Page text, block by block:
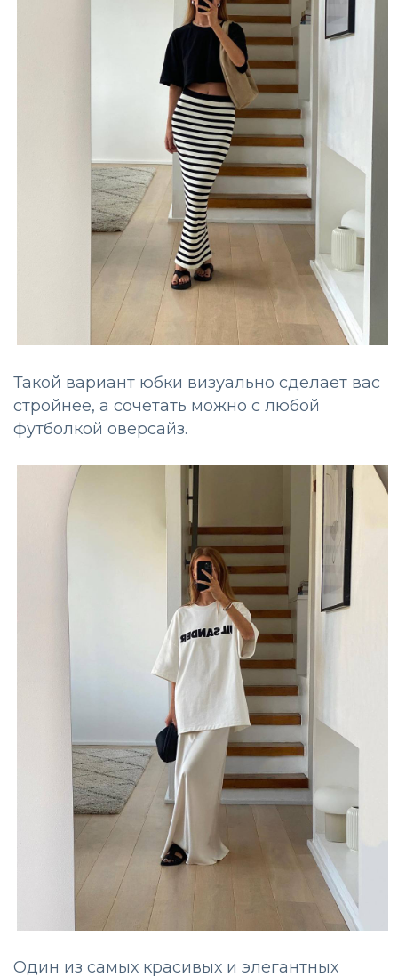
Такой вариант юбки визуально сделает вас
стройнее, а сочетать можно с любой
футболкой оверсайз.
Один из самых красивых и элегантных